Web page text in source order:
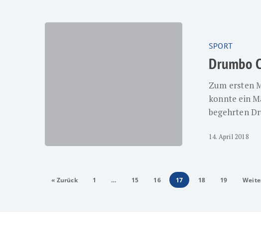
Glückwunsch,
Mädchen!
SPORT
Drumbo
Zum ersten
konnte ein
begehrten
14. April 2018
« Zurück 1 … 15 16 17 18 19